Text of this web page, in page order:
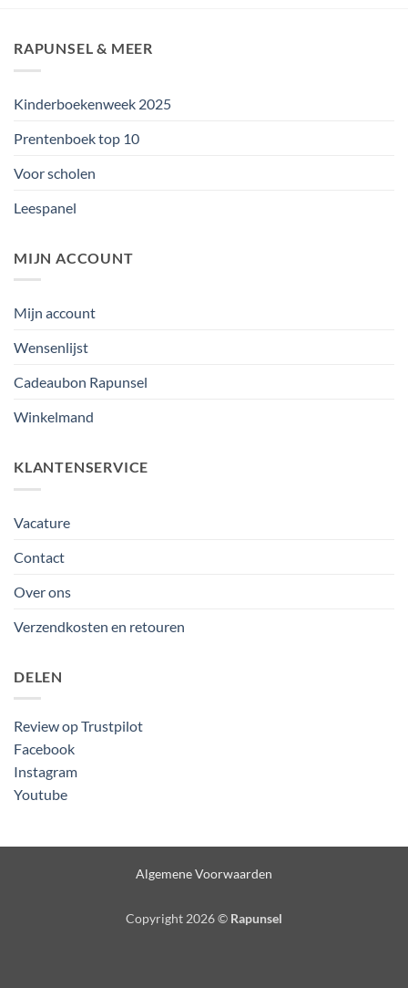
RAPUNSEL & MEER
Kinderboekenweek 2025
Prentenboek top 10
Voor scholen
Leespanel
MIJN ACCOUNT
Mijn account
Wensenlijst
Cadeaubon Rapunsel
Winkelmand
KLANTENSERVICE
Vacature
Contact
Over ons
Verzendkosten en retouren
DELEN
Review op Trustpilot
Facebook
Instagram
Youtube
Algemene Voorwaarden
Copyright 2026 © Rapunsel